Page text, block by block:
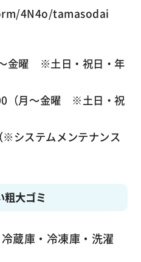
4N4o/tamasodai
金曜 ※土日・祝日・年
（月～金曜 ※土日・祝
※システムメンテナンス
粗大ゴミ
蔵庫・冷凍庫・洗濯